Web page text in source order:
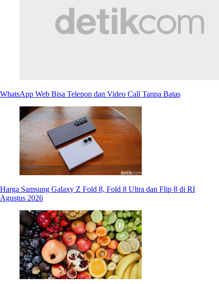
WhatsApp Web Bisa Telepon dan Video Call Tanpa Batas
Harga Samsung Galaxy Z Fold 8, Fold 8 Ultra dan Flip 8 di RI
Agustus 2026